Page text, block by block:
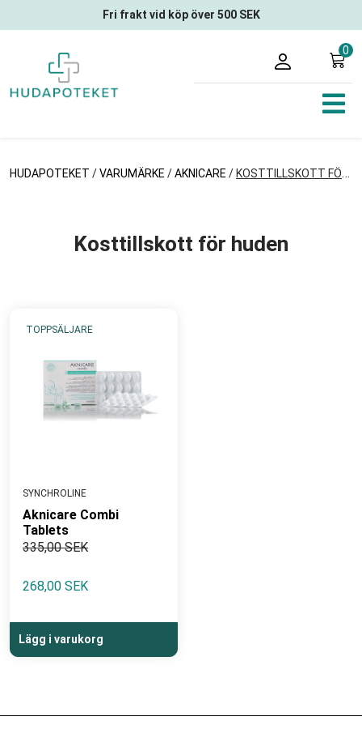
Fri frakt vid köp över 500 SEK
0
HUDAPOTEKET /VARUMÄRKE /AKNICARE / KOSTTILLSKOTT FÖR HUDEN
Kosttillskott för huden
TOPPSÄLJARE
SYNCHROLINE
Aknicare Combi
Tablets
335,00 SEK
268,00 SEK
Lägg i varukorg